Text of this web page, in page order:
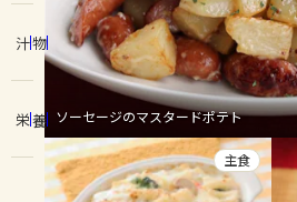
コンテンツ
レシピ
トーク
ピーマン
みょうが ゴ
汁物
栄養 ソーセージのマスタードポテト
主食